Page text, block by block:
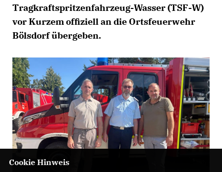
Tragkraftspritzenfahrzeug-Wasser (TSF-W)
vor Kurzem offiziell an die Ortsfeuerwehr
Bölsdorf übergeben.
Cookie Hinweis